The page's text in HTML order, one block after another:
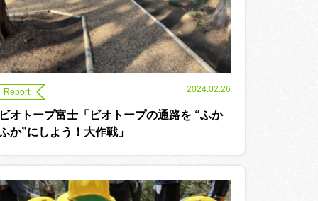
Report 2024.02.26
オトープ富士「ビオトープの通路を “ふか
か”にしよう！大作戦」